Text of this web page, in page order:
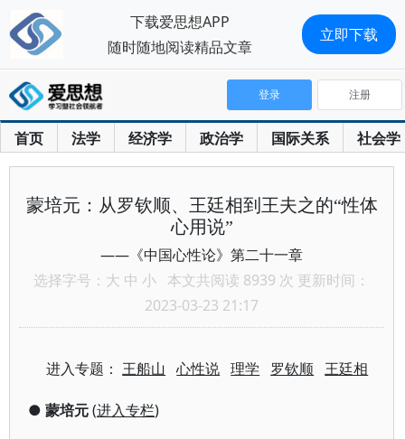
首页 法学 经济学 政治学 国际关系 社会学
登录 注册
蒙培元：从罗钦顺、王廷相到王夫之的“性体
心用说”
——《中国心性论》第二十一章
选择字号： 大 中 小 本文共阅读 8939 次 更新时间：
2023-03-23 21:17
进入专题：王船山 心性说 理学 罗钦顺 王廷相
● 蒙培元(进入专栏)
下载爱思想APP
随时随地阅读精品文章
立即下载